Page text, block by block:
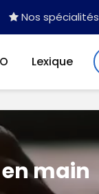
Nos spécialités
Lexique
main